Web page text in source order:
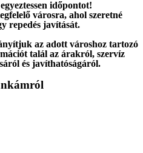
egyeztessen időpontot!
városra, ahol szeretné
repedés javítását.
az adott városhoz tartozó
talál az árakról, szervíz
és javíthatóságáról.